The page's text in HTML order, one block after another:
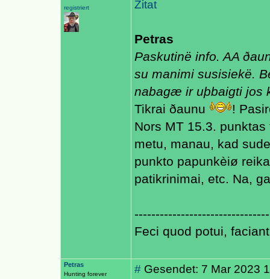
registriert Zitat
Petras
Paskutinë info. AA
su manimi susisiekë.
nabagæ ir uþbaigti jos
Tikrai ðaunu
!
Nors MT 15.3.
metu, manau, kad
punkto papunkèiø
patikrinimai, etc. Na,
Feci quod potui,
Petras
Hunting forever # Gesendet: 7 Mar 2023